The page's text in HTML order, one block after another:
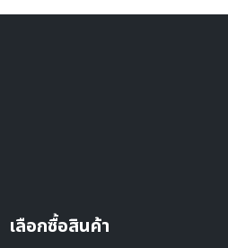
เลือกซื้อสินค้า